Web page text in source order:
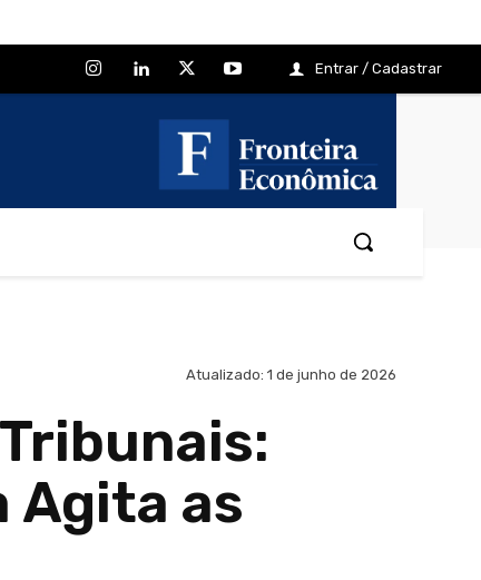
Entrar / Cadastrar
Atualizado: 1 de junho de 2026
Agita as